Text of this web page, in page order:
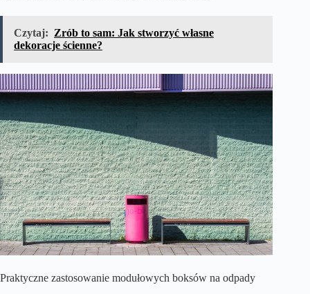
Czytaj: Zrób to sam: Jak stworzyć własne
dekoracje ścienne?
Praktyczne zastosowanie modułowych boksów na odpady